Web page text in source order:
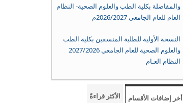
والمفاضلة بكلية الطب والعلوم الصحية- النظام
العام للعام الجامعي 2026/2027م
النسخة الأولية للطلبة المنسقين بكلية الطب
والعلوم الصحية للعام الجامعي 2027/2026
النظام العـام
أخر إضافات الأقسام الأكثر قراءةً